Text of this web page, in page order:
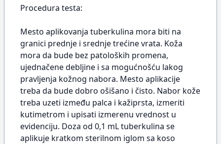
Procedura testa:
Mesto aplikovanja tuberkulina mora biti na
granici prednje i srednje trećine vrata. Koža
mora da bude bez patoloških promena,
ujednačene debljine i sa mogućnošću lakog
pravljenja kožnog nabora. Mesto aplikacije
treba da bude dobro ošišano i čisto. Nabor kože
treba uzeti između palca i kažiprsta, izmeriti
kutimetrom i upisati izmerenu vrednost u
evidenciju. Doza od 0,1 mL tuberkulina se
aplikuje kratkom sterilnom iglom sa koso